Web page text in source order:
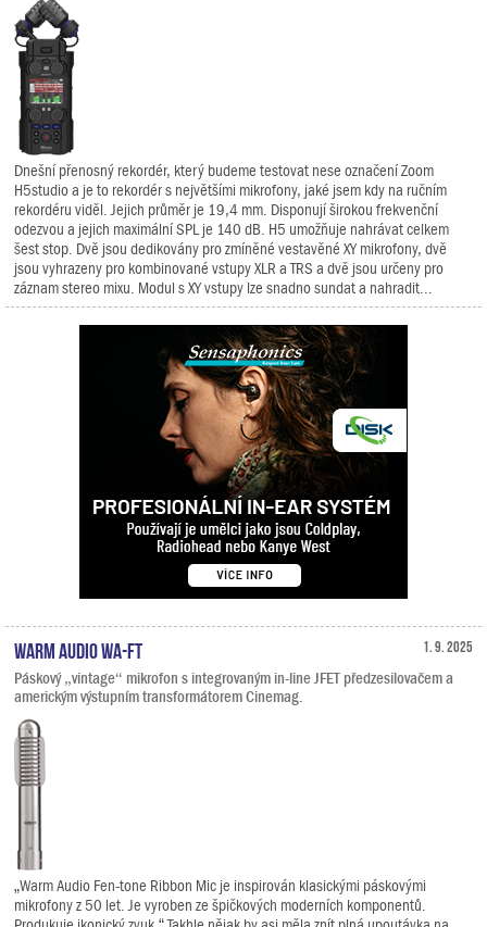
Dnešní přenosný rekordér, který budeme testovat nese označení Zoom
H5studio a je to rekordér s největšími mikrofony, jaké jsem kdy na ručním
rekordéru viděl. Jejich průměr je 19,4 mm. Disponují širokou frekvenční
odezvou a jejich maximální SPL je 140 dB. H5 umožňuje nahrávat celkem
šest stop. Dvě jsou dedikovány pro zmíněné vestavěné XY mikrofony, dvě
jsou vyhrazeny pro kombinované vstupy XLR a TRS a dvě jsou určeny pro
záznam stereo mixu. Modul s XY vstupy lze snadno sundat a nahradit...
1. 9. 2025
Warm Audio WA-FT
Páskový „vintage“ mikrofon s integrovaným in-line JFET předzesilovačem a
americkým výstupním transformátorem Cinemag.
„Warm Audio Fen-tone Ribbon Mic je inspirován klasickými páskovými
mikrofony z 50 let. Je vyroben ze špičkových moderních komponentů.